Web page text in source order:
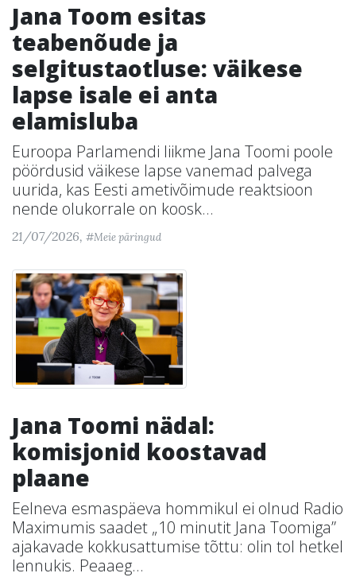
Jana Toom esitas
teabenõude ja
selgitustaotluse: väikese
lapse isale ei anta
elamisluba
Euroopa Parlamendi liikme Jana Toomi poole
pöördusid väikese lapse vanemad palvega
uurida, kas Eesti ametivõimude reaktsioon
nende olukorrale on koosk...
21/07/2026, #Meie päringud
Jana Toomi nädal:
komisjonid koostavad
plaane
Eelneva esmaspäeva hommikul ei olnud Radio
Maximumis saadet „10 minutit Jana Toomiga”
ajakavade kokkusattumise tõttu: olin tol hetkel
lennukis. Peaaeg...